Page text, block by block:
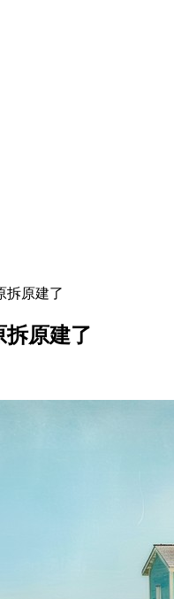
拆原建了
原建了